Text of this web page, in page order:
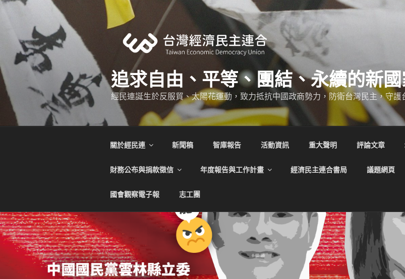
跳
容
追求自由、平等、團結、永續的新
經民連誕生於反服貿、太陽花運動，致力抵抗中國政商勢力，防衛台灣民主，守
關於經民連 新聞稿 智庫報告 活動資訊 重大聲明 評論文章
財務公布與捐款徵信 年度報告與工作計畫 經濟民主連合書局 議題網頁
國會觀察電子報 志工團